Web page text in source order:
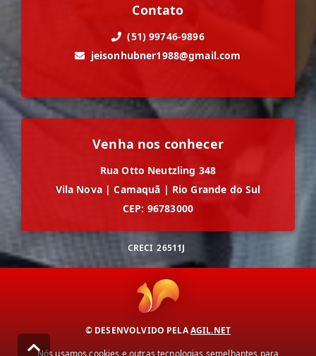
Contato
(51) 99746-9896
jeisonhubner1988@gmail.com
Venha nos conhecer
Rua Otto Neutzling 348
Vila Nova | Camaquã | Rio Grande do Sul
CEP: 96783000
CRECI 26511J
© DESENVOLVIDO PELAAGIL.NET